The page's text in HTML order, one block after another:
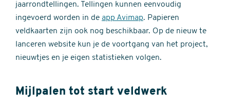
jaarrondtellingen. Tellingen kunnen eenvoudig
ingevoerd worden in de app Avimap. Papieren
veldkaarten zijn ook nog beschikbaar. Op de nieuw te
lanceren website kun je de voortgang van het project,
nieuwtjes en je eigen statistieken volgen.
Mijlpalen tot start veldwerk